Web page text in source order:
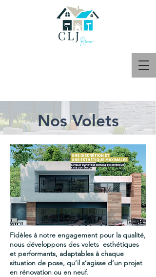
Nos Volets
Fidèles à notre engagement pour la qualité,
nous développons des volets esthétiques
et performants, adaptables à chaque
situation de pose, qu’il s’agisse d’un projet
en rénovation ou en neuf.